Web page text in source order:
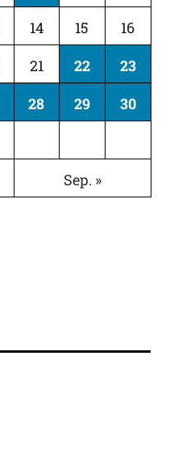
14 15
16
21 22
23
28 29
30
Sep. »